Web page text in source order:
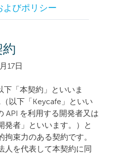
よびポリシー
約
17日
下「本契約」といいま
以下「Keycafe」といい
API を利用する開発者又は
発者」といいます。）と
束力のある契約です。
人を代表して本契約に同